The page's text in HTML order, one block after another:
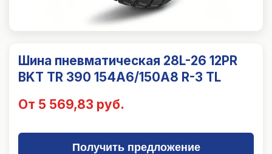
Шина пневматическая 28L-26 12PR
BKT TR 390 154A6/150A8 R-3 TL
От 5 569,83 руб.
Получить предложение